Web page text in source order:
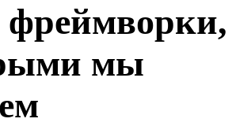
фреймворки,
мы